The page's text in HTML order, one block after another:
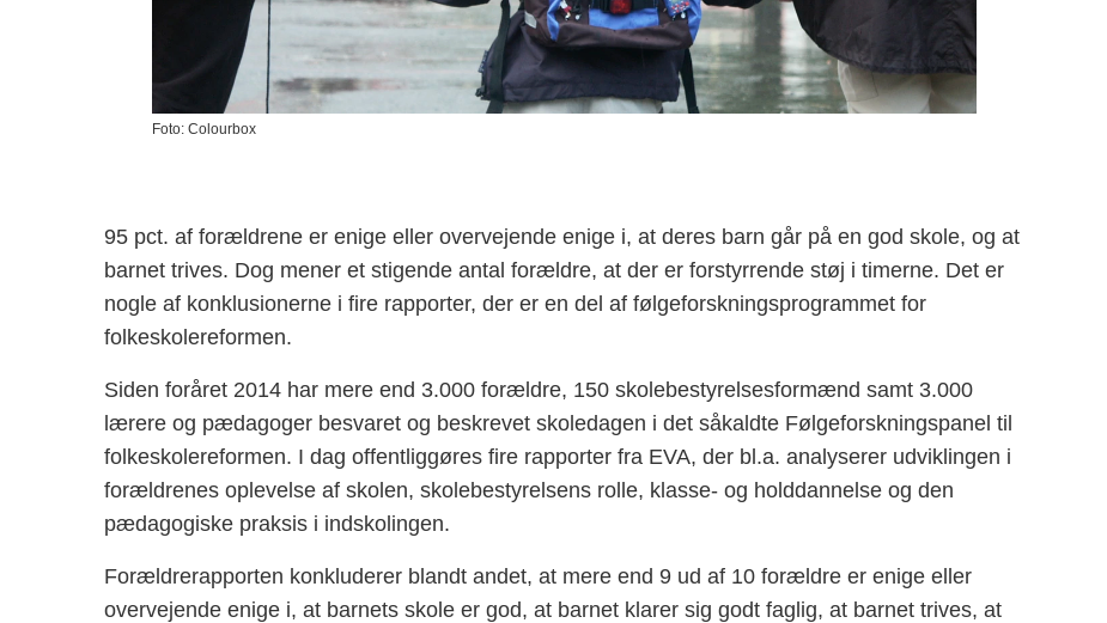
Foto: Colourbox
95 pct. af forældrene er enige eller overvejende enige i, at deres barn går på en god skole, og at
barnet trives. Dog mener et stigende antal forældre, at der er forstyrrende støj i timerne. Det er
nogle af konklusionerne i fire rapporter, der er en del af følgeforskningsprogrammet for
folkeskolereformen.
Siden foråret 2014 har mere end 3.000 forældre, 150 skolebestyrelsesformænd samt 3.000
lærere og pædagoger besvaret og beskrevet skoledagen i det såkaldte Følgeforskningspanel til
folkeskolereformen. I dag offentliggøres fire rapporter fra EVA, der bl.a. analyserer udviklingen i
forældrenes oplevelse af skolen, skolebestyrelsens rolle, klasse- og holddannelse og den
pædagogiske praksis i indskolingen.
Forældrerapporten konkluderer blandt andet, at mere end 9 ud af 10 forældre er enige eller
overvejende enige i, at barnets skole er god, at barnet klarer sig godt faglig, at barnet trives, at